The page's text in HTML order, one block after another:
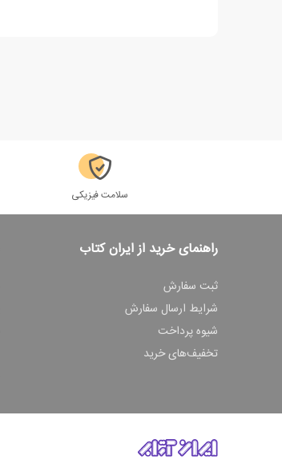
سلامت فیزیکی
راهنمای خرید از ایران کتاب
ثبت سفارش
شرایط ارسال سفارش
شیوه پرداخت
تخفیف‌های خرید